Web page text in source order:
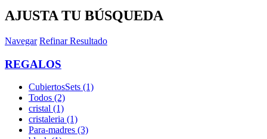
AJUSTA TU BÚSQUEDA
Navegar Refinar Resultado
REGALOS
CubiertosSets (1)
Todos (2)
cristal (1)
cristaleria (1)
Para-madres (3)